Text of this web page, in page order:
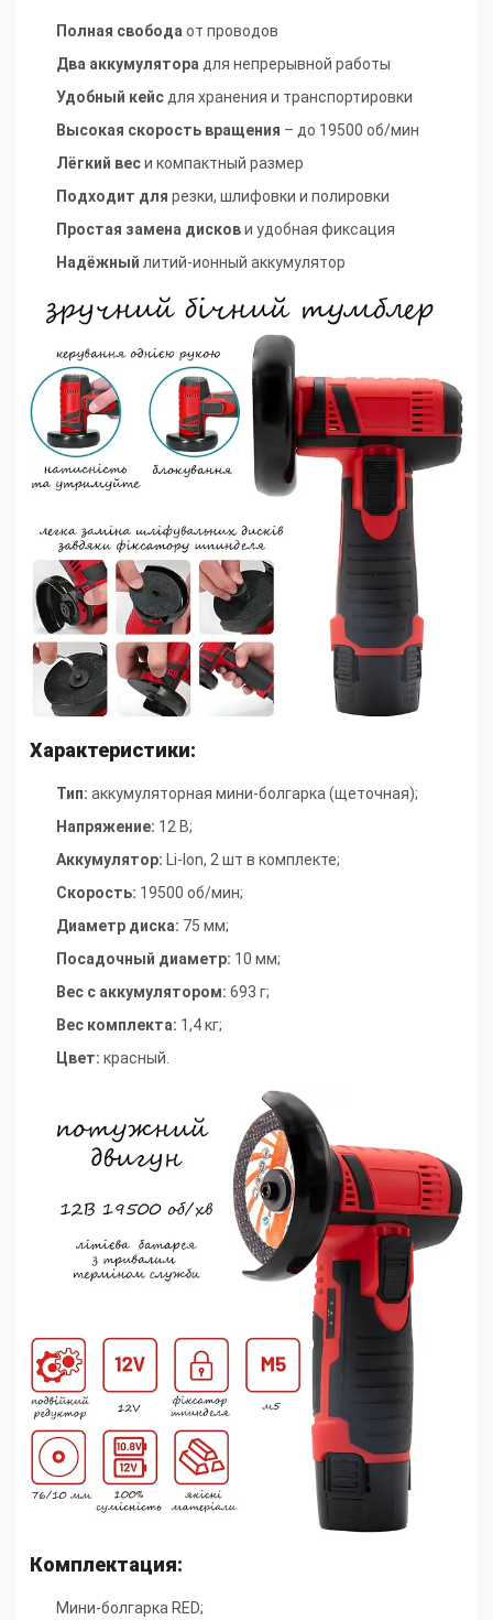
Полная свобода от проводов
Два аккумулятора для непрерывной работы
Удобный кейс для хранения и транспортировки
Высокая скорость вращения – до 19500 об/мин
Лёгкий веси компактный размер
Подходит для резки, шлифовки и полировки
Простая замена дискови удобная фиксация
Надёжный литий-ионный аккумулятор
Характеристики:
Тип: аккумуляторная мини-болгарка (щеточная);
Напряжение: 12 В;
Аккумулятор: Li-Ion, 2 шт в комплекте;
Скорость: 19500 об/мин;
Диаметр диска: 75 мм;
Посадочный диаметр: 10 мм;
Вес с аккумулятором: 693 г;
Вес комплекта: 1,4 кг;
Цвет: красный.
Комплектация:
Мини-болгарка RED;